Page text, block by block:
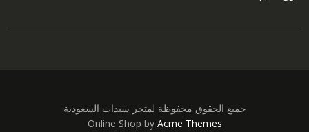
جميع الحقوق محفوظة لمتجر سيدات السعودية
Online Shop by Acme Themes